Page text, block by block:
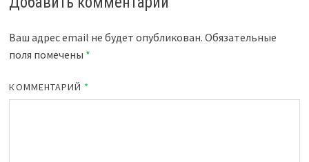
Ваш адрес email не будет опубликован. Обязательные
поля помечены *
КОММЕНТАРИЙ *